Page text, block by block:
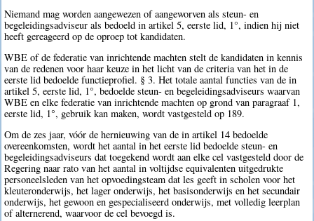
Niemand mag worden aangewezen of aangeworven als steun- en
begeleidingsadviseur als bedoeld in artikel 5, eerste lid, 1°, indien hij niet
heeft gereageerd op de oproep tot kandidaten.
WBE of de federatie van inrichtende machten stelt de kandidaten in kennis
van de redenen voor haar keuze in het licht van de criteria van het in de
eerste lid bedoelde functieprofiel. § 3. Het totale aantal functies van de in
artikel 5, eerste lid, 1°, bedoelde steun- en begeleidingsadviseurs waarvan
WBE en elke federatie van inrichtende machten op grond van paragraaf 1,
eerste lid, 1°, gebruik kan maken, wordt vastgesteld op 189.
Om de zes jaar, vóór de hernieuwing van de in artikel 14 bedoelde
overeenkomsten, wordt het aantal in het eerste lid bedoelde steun- en
begeleidingsadviseurs dat toegekend wordt aan elke cel vastgesteld door de
Regering naar rato van het aantal in voltijdse equivalenten uitgedrukte
personeelsleden van het opvoedingsteam dat les geeft in scholen voor het
kleuteronderwijs, het lager onderwijs, het basisonderwijs en het secundair
onderwijs, het gewoon en gespecialiseerd onderwijs, met volledig leerplan
of alternerend, waarvoor de cel bevoegd is.